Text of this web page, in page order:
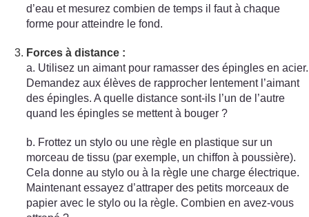
d’eau et mesurez combien de temps il faut à chaque
forme pour atteindre le fond.
Forces à distance :
a. Utilisez un aimant pour ramasser des épingles en acier.
Demandez aux élèves de rapprocher lentement l’aimant
des épingles. A quelle distance sont-ils l’un de l’autre
quand les épingles se mettent à bouger ?
b. Frottez un stylo ou une règle en plastique sur un
morceau de tissu (par exemple, un chiffon à poussière).
Cela donne au stylo ou à la règle une charge électrique.
Maintenant essayez d’attraper des petits morceaux de
papier avec le stylo ou la règle. Combien en avez-vous